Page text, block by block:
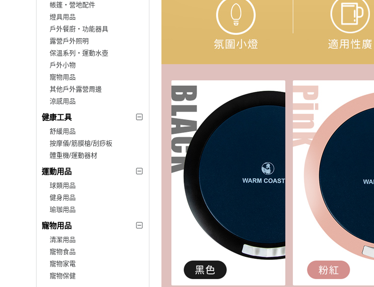
帳篷‧營地配件
燈具用品
戶外餐廚‧功能器具
露營戶外照明
保溫系列‧運動水壺
戶外小物
寵物用品
其他戶外露營周邊
涼感用品
健康工具
舒緩用品
按摩儀/筋膜槍/刮痧板
體重機/運動器材
運動用品
球類用品
健身用品
瑜珈用品
寵物用品
清潔用品
寵物食品
寵物家電
寵物保健